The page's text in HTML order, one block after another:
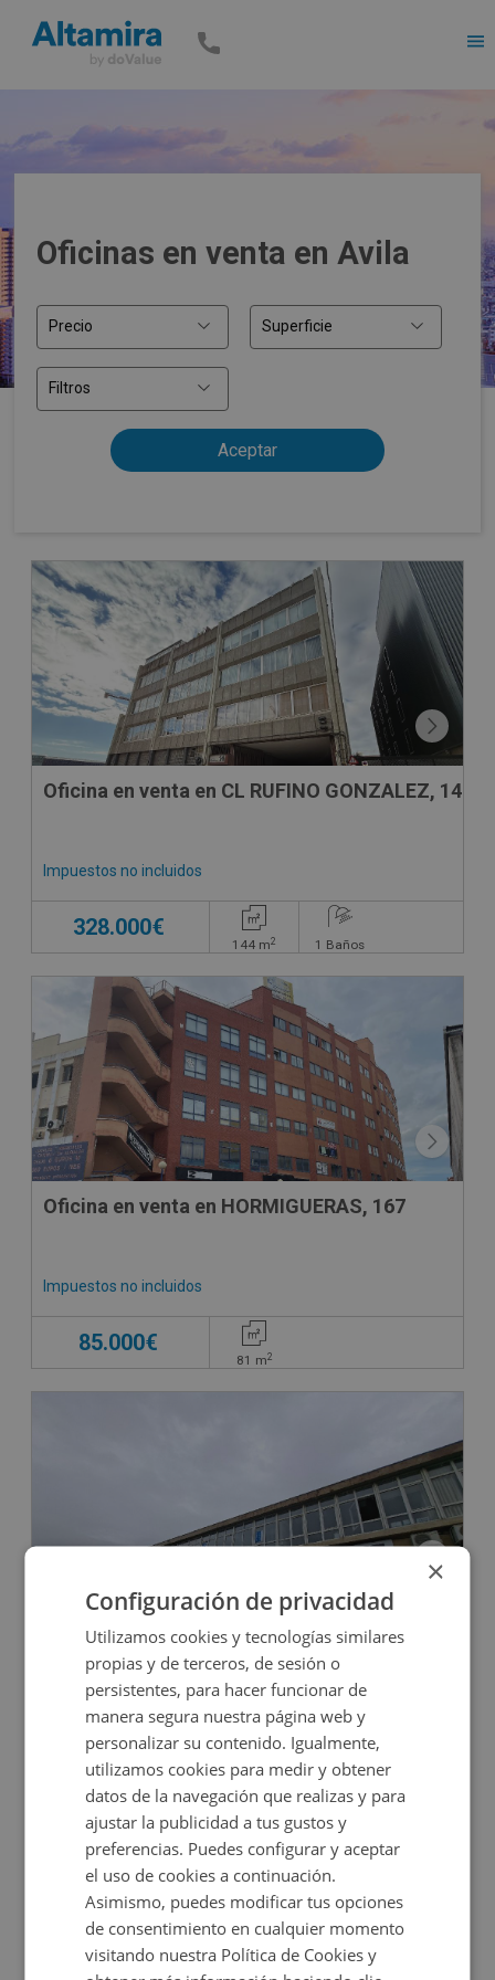
Oficinas en venta en Avila
Precio Superficie
Filtros
DECO VIRTUAL
Oficina en venta en CL RUFINO GONZALEZ, 14
Impuestos no incluidos
328.000€
144 m2 1 Baños
Oficina en venta en HORMIGUERAS, 167
Impuestos no incluidos
85.000€
81 m2
Oficina en venta en CERVANTES, 51
Impuestos no incluidos
42.800€
62,7m2
×
Configuración de privacidad
Utilizamos cookies y tecnologías similares
propias y de terceros, de sesión o
persistentes, para hacer funcionar de
manera segura nuestra página web y
personalizar su contenido. Igualmente,
utilizamos cookies para medir y obtener
datos de la navegación que realizas y para
ajustar la publicidad a tus gustos y
preferencias. Puedes configurar y aceptar
el uso de cookies a continuación.
Asimismo, puedes modificar tus opciones
de consentimiento en cualquier momento
visitando nuestra Política de Cookies y